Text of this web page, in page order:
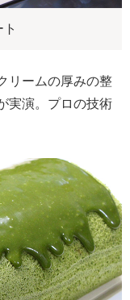
リームの厚みの整
実演。プロの技術